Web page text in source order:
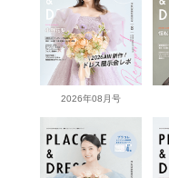
2026年08月号